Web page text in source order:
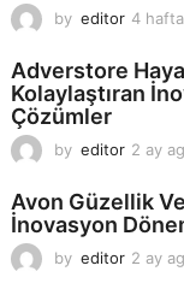
by editor 4
Adverstore
Kolaylaştıran
Çözümler
by editor 2 ay
Avon Güzellik
İnovasyon
by editor 2 ay